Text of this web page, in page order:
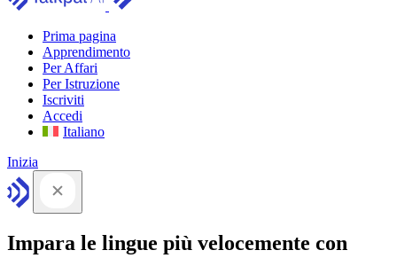
Prima pagina
Apprendimento
Per Affari
Per Istruzione
Iscriviti
Accedi
Italiano
Inizia
Impara le lingue più velocemente con